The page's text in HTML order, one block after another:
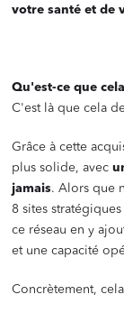
votre santé et de
Qu'est-ce que
C'est là que cela
Grâce à cette
plus solide, avec
jamais. Alors que
8 sites
ce réseau en y
et une capacité
Concrètement,